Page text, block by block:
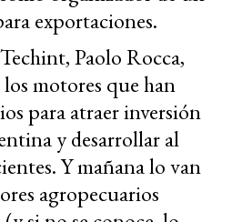
exportaciones.
Paolo Rocca,
motores que han
para atraer inversión
y desarrollar al
Y mañana lo van
agropecuarios